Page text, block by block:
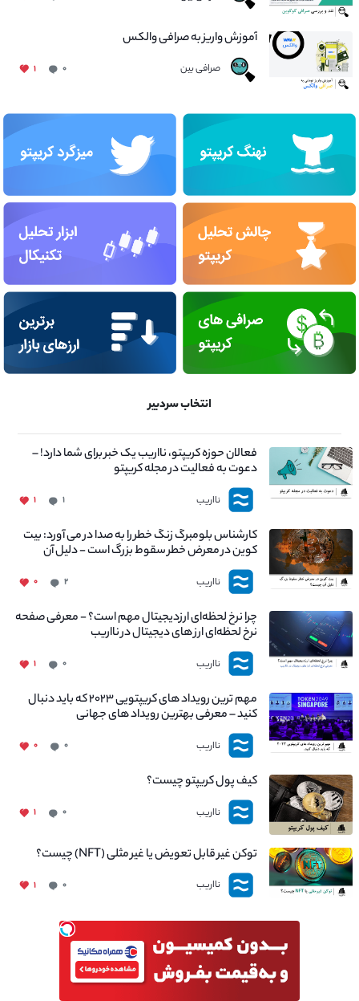
آموزش واریز به صرافی والکس
صرافی بین ۰ ۱
انتخاب سردبیر
فعالان حوزه کریپتو، نااریب یک خبر برای شما دارد! –
دعوت به فعالیت در مجله کریپتو
نااریب ۱ ۱
کارشناس بلومبرگ زنگ خطر را به صدا در می آورد: بیت
کوین در معرض خطر سقوط بزرگ است - دلیل آن
چیست؟
نااریب ۲ ۰
چرا نرخ لحظه‌ای ارزدیجیتال مهم است؟ - معرفی صفحه
نرخ لحظه‌ای ارز های دیجیتال در نااریب
نااریب ۰ ۱
مهم ترین رویداد های کریپتویی ۲۰۲۳ که باید دنبال
کنید – معرفی بهترین رویداد های جهانی
نااریب ۰ ۰
کیف پول کریپتو چیست؟
نااریب ۰ ۱
توکن غیر قابل تعویض یا غیر مثلی (NFT) چیست؟
نااریب ۰ ۱